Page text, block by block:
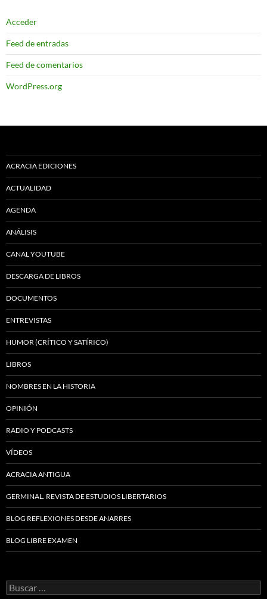
Acceder
Feed de entradas
Feed de comentarios
WordPress.org
ACRACIA EDICIONES
ACTUALIDAD
AGENDA
ANÁLISIS
CANAL YOUTUBE
DESCARGA DE LIBROS
DOCUMENTOS
ENTREVISTAS
HUMOR (CRÍTICO Y SATÍRICO)
LIBROS
NOMBRES EN LA HISTORIA
OPINIÓN
RADIO Y PODCASTS
VÍDEOS
ACRACIA ANTIGUA
GERMINAL. REVISTA DE ESTUDIOS LIBERTARIOS
BLOG REFLEXIONES DESDE ANARRES
BLOG LIBRE EXAMEN
Buscar: